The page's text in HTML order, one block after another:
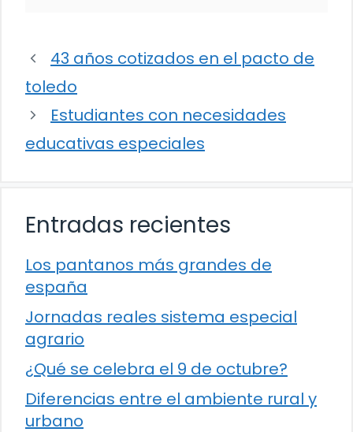
43 años cotizados en el pacto de
toledo
Estudiantes con necesidades
educativas especiales
Entradas recientes
Los pantanos más grandes de
españa
Jornadas reales sistema especial
agrario
¿Qué se celebra el 9 de octubre?
Diferencias entre el ambiente rural y
urbano